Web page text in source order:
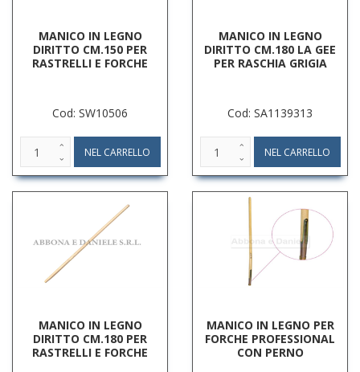
MANICO IN LEGNO
DIRITTO CM.150 PER
RASTRELLI E FORCHE
Cod: SW10506
MANICO IN LEGNO
DIRITTO CM.180 LA GEE
PER RASCHIA GRIGIA
Cod: SA1139313
MANICO IN LEGNO
DIRITTO CM.180 PER
RASTRELLI E FORCHE
MANICO IN LEGNO PER
FORCHE PROFESSIONAL
CON PERNO